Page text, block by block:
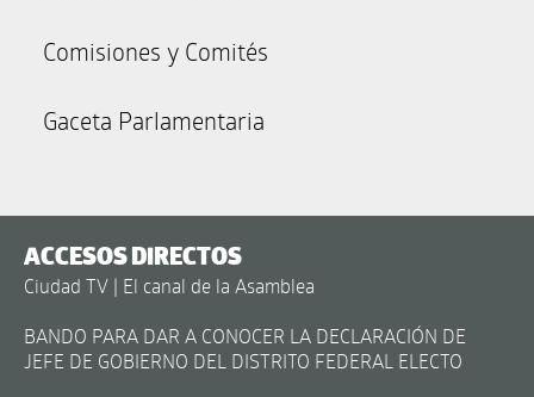
Comisiones y Comités
Gaceta Parlamentaria
ACCESOS DIRECTOS
Ciudad TV | El canal de la Asamblea
BANDO PARA DAR A CONOCER LA DECLARACIÓN DE
JEFE DE GOBIERNO DEL DISTRITO FEDERAL ELECTO